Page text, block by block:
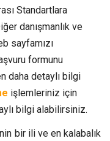
Standartlara
danışmanlık ve
sayfamızı
formunu
daha detaylı bilgi
işlemleriniz için
bilgi alabilirsiniz.
bir ili ve en kalabalık